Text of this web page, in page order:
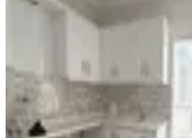
Dulkadiroğlu, İsa
13.500 ₺
ÇETİN GAYRİMENKULÖzkan Çetin